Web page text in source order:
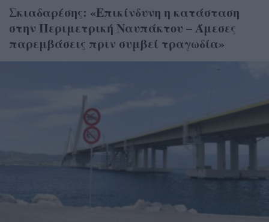
Σκιαδαρέσης: «Επικίνδυνη η κατάσταση
στην Περιμετρική Ναυπάκτου – Άμεσες
παρεμβάσεις πριν συμβεί τραγωδία»